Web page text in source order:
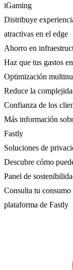
iGaming
Distribuye
atractivas en el edge
Ahorro en
Haz que tus gastos
Optimización
Reduce la
Confianza de los
Más información
Fastly
Soluciones de
Descubre cómo
Panel de
Consulta tu
plataforma de Fastly